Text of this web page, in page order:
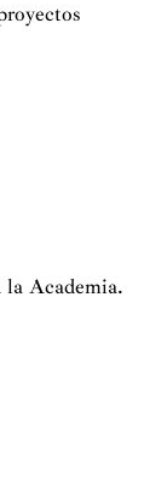
Academia.